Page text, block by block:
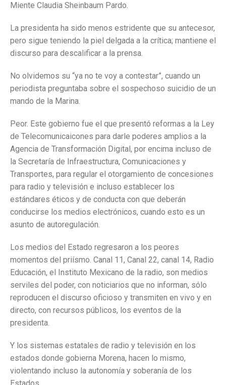
Miente Claudia Sheinbaum Pardo.
La presidenta ha sido menos estridente que su antecesor,
pero sigue teniendo la piel delgada a la crítica; mantiene el
discurso para descalificar a la prensa.
No olvidemos su “ya no te voy a contestar”, cuando un
periodista preguntaba sobre el sospechoso suicidio de un
mando de la Marina.
Peor. Este gobierno fue el que presentó reformas a la Ley
de Telecomunicaicones para darle poderes amplios a la
Agencia de Transformación Digital, por encima incluso de
la Secretaría de Infraestructura, Comunicaciones y
Transportes, para regular el otorgamiento de concesiones
para radio y televisión e incluso establecer los
estándares éticos y de conducta con que deberán
conducirse los medios electrónicos, cuando esto es un
asunto de autoregulación.
Los medios del Estado regresaron a los peores
momentos del priísmo. Canal 11, Canal 22, canal 14, Radio
Educación, el Instituto Mexicano de la radio, son medios
serviles del poder, con noticiarios que no informan, sólo
reproducen el discurso oficioso y transmiten en vivo y en
directo, con recursos públicos, los eventos de la
presidenta.
Y los sistemas estatales de radio y televisión en los
estados donde gobierna Morena, hacen lo mismo,
violentando incluso la autonomía y soberanía de los